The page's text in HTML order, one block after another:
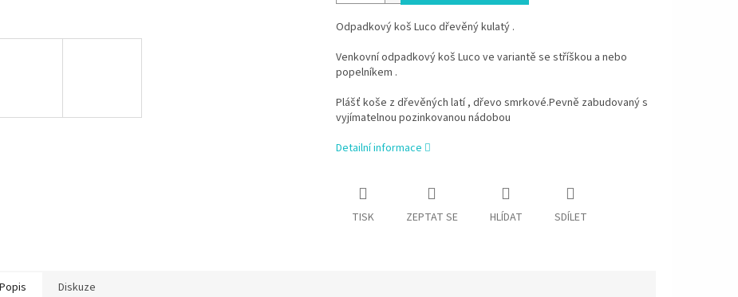
Odpadkový koš Luco dřevěný kulatý .
Venkovní odpadkový koš Luco ve variantě se stříškou a nebo
popelníkem .
Plášť koše z dřevěných latí , dřevo smrkové.Pevně zabudovaný s
vyjímatelnou pozinkovanou nádobou
Detailní informace
TISK ZEPTAT SE HLÍDAT SDÍLET
Popis Diskuze